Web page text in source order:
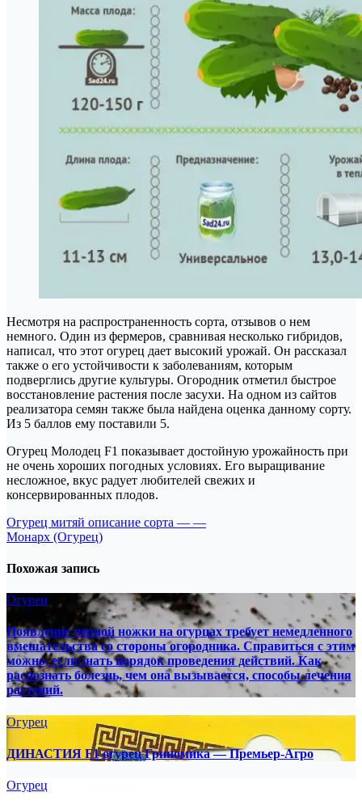
Несмотря на распространенность сорта, отзывов о нем
немного. Один из фермеров, сравнивая несколько гибридов,
написал, что этот огурец дает высокий урожай. Он рассказал
также о его устойчивости к заболеваниям, которым
подверглись другие культуры. Огородник отметил быстрое
восстановление растения после засухи. На одном из сайтов
реализатора семян также была найдена оценка данному сорту.
Из 5 баллов ему поставили 5.
Огурец Молодец F1 показывает достойную урожайность при
не очень хороших погодных условиях. Его выращивание
несложное, вкус радует любителей свежих и
консервированных плодов.
Навигация
по
записям
Огурец митяй описание сорта — —
Монарх (Огурец)
Похожая запись
Огурец
Появление черной ножки на огурцах требует немедленного
вмешательства со стороны огородника. Справиться с этим
можно, если знать порядок проведения действий. Как
распознать болезнь, чем она вызывается, способы лечения
растений.
Огурец
ДИНАСТИЯ F1 огурец Гриномика — Премьер-Агро
Огурец